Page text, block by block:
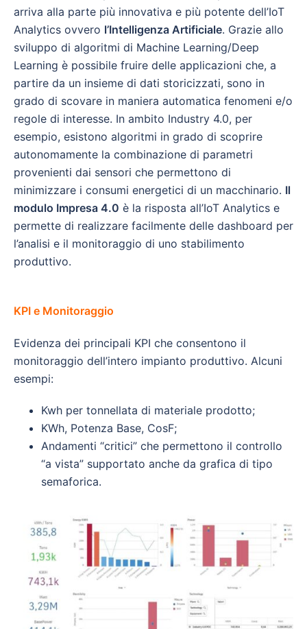
arriva alla parte più innovativa e più potente dell’IoT
Analytics ovvero l’Intelligenza Artificiale. Grazie allo
sviluppo di algoritmi di Machine Learning/Deep
Learning è possibile fruire delle applicazioni che, a
partire da un insieme di dati storicizzati, sono in
grado di scovare in maniera automatica fenomeni e/o
regole di interesse. In ambito Industry 4.0, per
esempio, esistono algoritmi in grado di scoprire
autonomamente la combinazione di parametri
provenienti dai sensori che permettono di
minimizzare i consumi energetici di un macchinario. Il
modulo Impresa 4.0 è la risposta all’IoT Analytics e
permette di realizzare facilmente delle dashboard per
l’analisi e il monitoraggio di uno stabilimento
produttivo.
KPI e Monitoraggio
Evidenza dei principali KPI che consentono il
monitoraggio dell’intero impianto produttivo. Alcuni
esempi:
Kwh per tonnellata di materiale prodotto;
KWh, Potenza Base, CosF;
Andamenti “critici” che permettono il controllo
“a vista” supportato anche da grafica di tipo
semaforica.